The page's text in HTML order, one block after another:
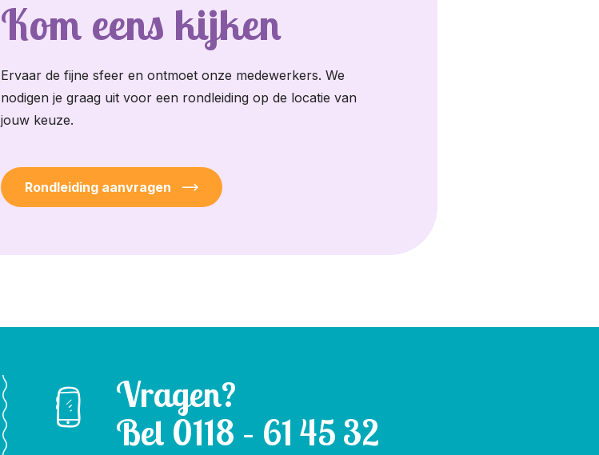
Kom eens kijken
Ervaar de fijne sfeer en ontmoet onze medewerkers. We
nodigen je graag uit voor een rondleiding op de locatie van
jouw keuze.
Rondleiding aanvragen
Vragen?
Bel 0118 – 61 45 32